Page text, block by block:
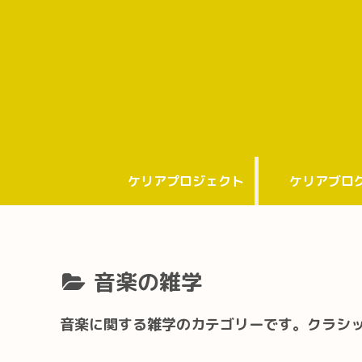
ケリアプロジェクト ケリアブロ
音楽の雑学
音楽に関する雑学のカテゴリーです。クラシ